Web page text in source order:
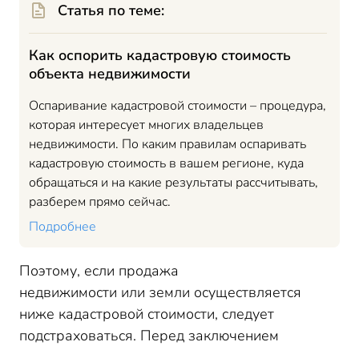
Статья по теме:
Как оспорить кадастровую стоимость
объекта недвижимости
Оспаривание кадастровой стоимости – процедура,
которая интересует многих владельцев
недвижимости. По каким правилам оспаривать
кадастровую стоимость в вашем регионе, куда
обращаться и на какие результаты рассчитывать,
разберем прямо сейчас.
Подробнее
Поэтому, если продажа
недвижимости или земли осуществляется
ниже кадастровой стоимости, следует
подстраховаться. Перед заключением